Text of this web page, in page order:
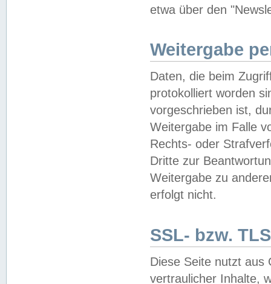
etwa über den
Weitergabe
Daten, die beim
protokolliert worden
vorgeschrieben ist,
Weitergabe im Falle
Rechts- oder
Dritte zur
Weitergabe zu
erfolgt nicht.
SSL- bzw.
Diese Seite nutzt aus
vertraulicher Inhalte,